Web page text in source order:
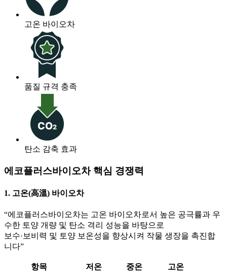
고온 바이오차
품질 규격 충족
탄소 감축 효과
에코플러스바이오차 핵심 경쟁력
1. 고온(高溫) 바이오차
“에코플러스바이오차는 고온 바이오차로서 높은 공극률과 우
수한 토양 개량 및 탄소 격리 성능을 바탕으로
보수·보비력 및 토양 보온성을 향상시켜 작물 생장을 촉진합
니다”
항목 저온 중온
고온